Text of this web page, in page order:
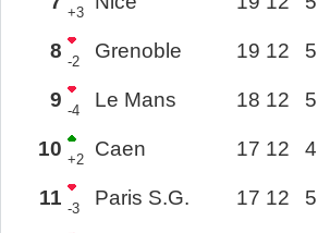
+3
8 -2 Grenoble 19 12 5
9 -4 Le Mans 18 12 5
10 +2 Caen 17 12 4
11 -3 Paris S.G. 17 12 5